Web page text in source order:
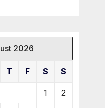
2026
T F S S
1 2